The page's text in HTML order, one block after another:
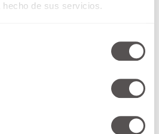
de sus servicios.